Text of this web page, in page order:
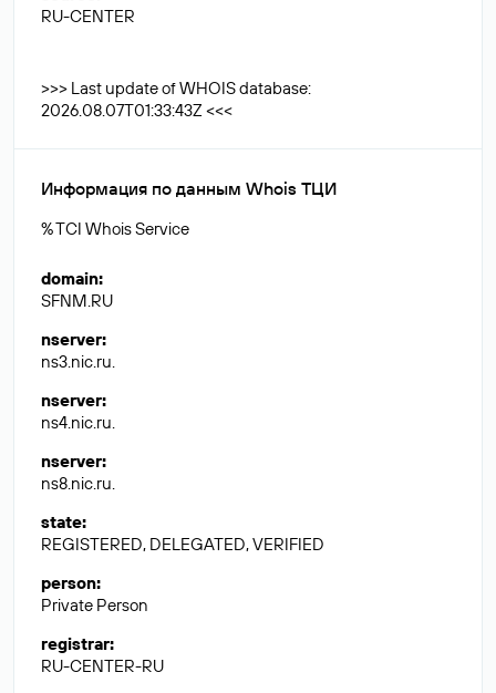
RU-CENTER
>>> Last update of WHOIS database:
2026.08.07T01:33:43Z <<<
Информация по данным Whois ТЦИ
% TCI Whois Service
domain:
SFNM.RU
nserver:
ns3.nic.ru.
nserver:
ns4.nic.ru.
nserver:
ns8.nic.ru.
state:
REGISTERED, DELEGATED, VERIFIED
person:
Private Person
registrar:
RU-CENTER-RU